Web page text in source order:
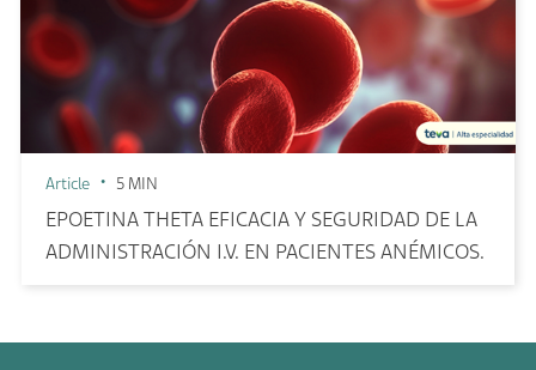
Article 5 MIN
EPOETINA THETA EFICACIA Y SEGURIDAD DE LA
ADMINISTRACIÓN I.V. EN PACIENTES ANÉMICOS.